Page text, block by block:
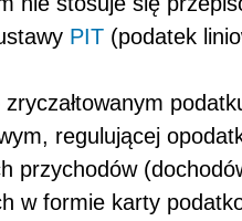
PIT (podatek
regulującej
przychodów
w formie karty